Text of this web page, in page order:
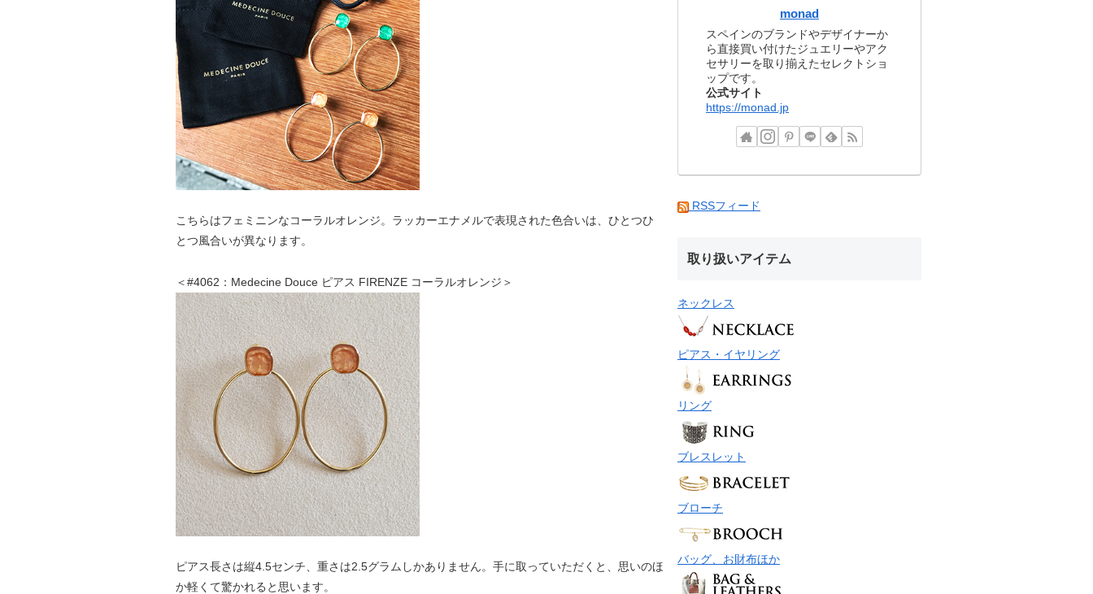
こちらはフェミニンなコーラルオレンジ。ラッカーエナメルで表現された色合いは、ひとつひ
とつ風合いが異なります。
＜#4062：Medecine Douce ピアス FIRENZE コーラルオレンジ＞
ピアス長さは縦4.5センチ、重さは2.5グラムしかありません。手に取っていただくと、思いのほ
か軽くて驚かれると思います。
monad
スペインのブランドやデザイナーか
ら直接買い付けたジュエリーやアク
セサリーを取り揃えたセレクトショ
ップです。
公式サイト
https://monad.jp
RSSフィード
取り扱いアイテム
ネックレス
ピアス・イヤリング
リング
ブレスレット
ブローチ
バッグ、お財布ほか